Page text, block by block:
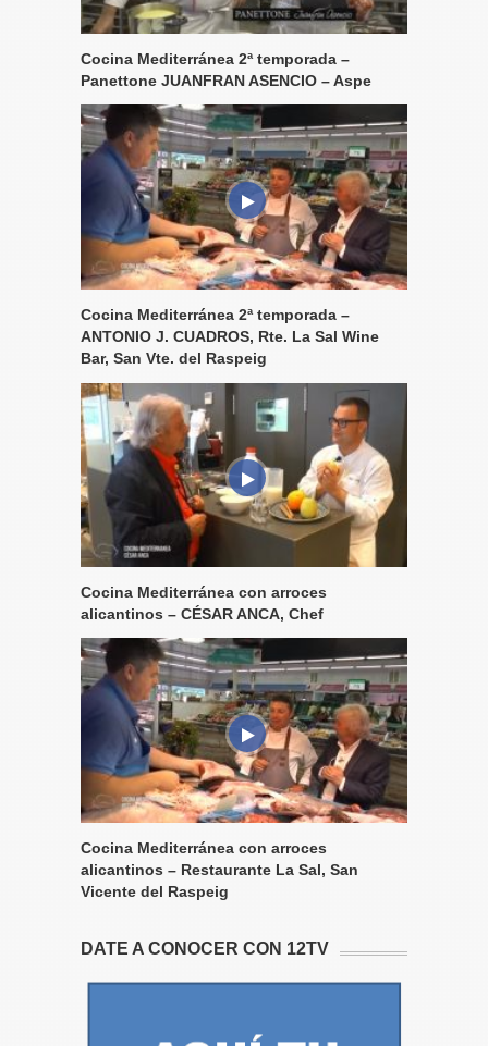
Cocina Mediterránea 2ª temporada –
Panettone JUANFRAN ASENCIO – Aspe
Cocina Mediterránea 2ª temporada –
ANTONIO J. CUADROS, Rte. La Sal Wine
Bar, San Vte. del Raspeig
Cocina Mediterránea con arroces
alicantinos – CÉSAR ANCA, Chef
Cocina Mediterránea con arroces
alicantinos – Restaurante La Sal, San
Vicente del Raspeig
DATE A CONOCER CON 12TV